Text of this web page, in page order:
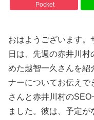
Pocket
おはようございます。
日は、先週の赤井川
めた越智一久さんを紹
ナーについてお伝えで
さんと赤井川村の
ました。彼は、予定